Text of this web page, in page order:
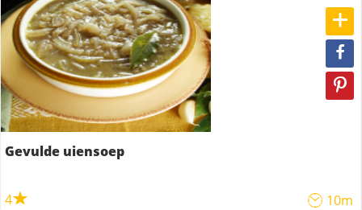
Gevulde uiensoep
4 10m